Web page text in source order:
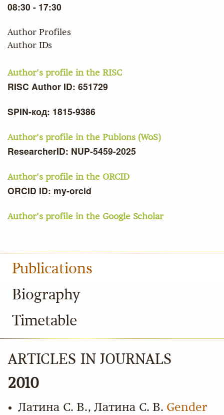
08:30 - 17:30
Author Profiles
Author IDs
Author's profile in the RISC
RISC Author ID: 651729
SPIN-код: 1815-9386
Author's profile in the Publons (WoS)
ResearcherID: NUP-5459-2025
Author's profile in the ORCID
ORCID ID: my-orcid
Author's profile in the Google Scholar
Publications
Biography
Timetable
ARTICLES IN JOURNALS
2010
Латина С. В., Латина С. В. Gender